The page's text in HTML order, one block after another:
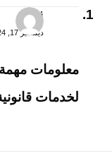
ندى
ديسمبر 17, 2024 | 9:44 ص
معلومات
لخدمات